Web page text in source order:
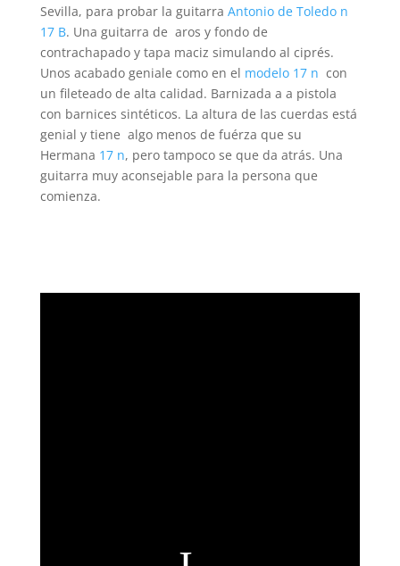
Sevilla, para probar la guitarra Antonio de Toledo n
17 B. Una guitarra de aros y fondo de
contrachapado y tapa maciz simulando al ciprés.
Unos acabado geniale como en el modelo 17 n con
un fileteado de alta calidad. Barnizada a a pistola
con barnices sintéticos. La altura de las cuerdas está
genial y tiene algo menos de fuérza que su
Hermana 17 n, pero tampoco se que da atrás. Una
guitarra muy aconsejable para la persona que
comienza.